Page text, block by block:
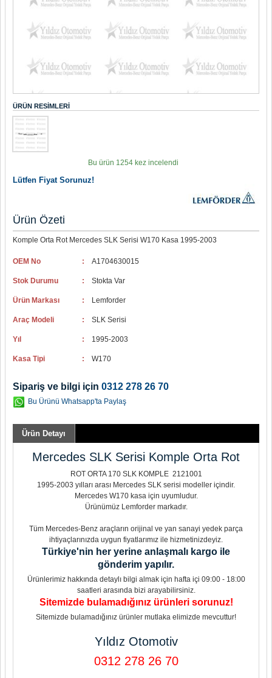
ÜRÜN RESIMLERI
Bu ürün 1254 kez incelendi
Lütfen Fiyat Sorunuz!
Ürün Özeti
Komple Orta Rot Mercedes SLK Serisi W170 Kasa 1995-2003
OEM No : A1704630015
Stok Durumu : Stokta Var
Ürün Markası : Lemforder
Araç Modeli : SLK Serisi
Yıl : 1995-2003
Kasa Tipi : W170
Sipariş ve bilgi için 0312 278 26 70
Bu Ürünü Whatsapp'ta Paylaş
Ürün Detayı
Mercedes SLK Serisi Komple Orta Rot
ROT ORTA 170 SLK KOMPLE 2121001
1995-2003 yılları arası Mercedes SLK serisi modeller içindir.
Mercedes W170 kasa için uyumludur.
Ürünümüz Lemforder markadır.
Tüm Mercedes-Benz araçların orijinal ve yan sanayi yedek parça
ihtiyaçlarınızda uygun fiyatlarımız ile hizmetinizdeyiz.
Türkiye'nin her yerine anlaşmalı kargo ile
gönderim yapılır.
Ürünlerimiz hakkında detaylı bilgi almak için hafta içi 09:00 - 18:00
saatleri arasında bizi arayabilirsiniz.
Sitemizde bulamadığınız ürünleri sorunuz!
Sitemizde bulamadığınız ürünler mutlaka elimizde mevcuttur!
Yıldız Otomotiv
0312 278 26 70